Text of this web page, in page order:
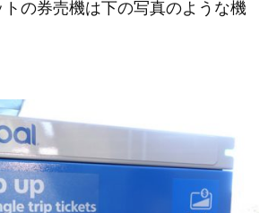
の券売機は下の写真のような機